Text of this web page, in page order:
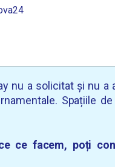
nu a solicitat și nu
Spațiile
ce facem, poți